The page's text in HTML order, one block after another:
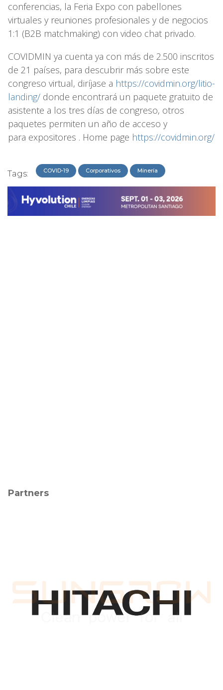
conferencias, la Feria Expo con pabellones
virtuales y reuniones profesionales y de negocios
1:1 (B2B matchmaking) con video chat privado.
COVIDMIN ya cuenta ya con más de 2.500 inscritos
de 21 países, para descubrir más sobre este
congreso virtual, diríjase a https://covidmin.org/litio-
landing/ donde encontrará un paquete gratuito de
asistente a los tres días de congreso, otros
paquetes permiten un año de acceso y
para expositores . Home page https://covidmin.org/
Tags: COVID-19 Corporativos Minería
Partners